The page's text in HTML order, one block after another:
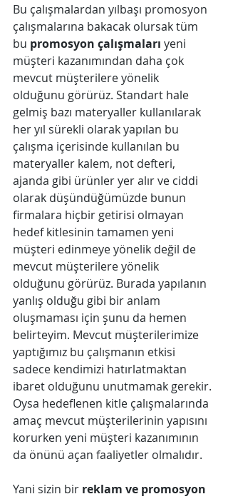
Bu çalışmalardan yılbaşı promosyon
çalışmalarına bakacak olursak tüm
bu promosyon çalışmaları yeni
müşteri kazanımından daha çok
mevcut müşterilere yönelik
olduğunu görürüz. Standart hale
gelmiş bazı materyaller kullanılarak
her yıl sürekli olarak yapılan bu
çalışma içerisinde kullanılan bu
materyaller kalem, not defteri,
ajanda gibi ürünler yer alır ve ciddi
olarak düşündüğümüzde bunun
firmalara hiçbir getirisi olmayan
hedef kitlesinin tamamen yeni
müşteri edinmeye yönelik değil de
mevcut müşterilere yönelik
olduğunu görürüz. Burada yapılanın
yanlış olduğu gibi bir anlam
oluşmaması için şunu da hemen
belirteyim. Mevcut müşterilerimize
yaptığımız bu çalışmanın etkisi
sadece kendimizi hatırlatmaktan
ibaret olduğunu unutmamak gerekir.
Oysa hedeflenen kitle çalışmalarında
amaç mevcut müşterilerinin yapısını
korurken yeni müşteri kazanımının
da önünü açan faaliyetler olmalıdır.
Yani sizin bir reklam ve promosyon